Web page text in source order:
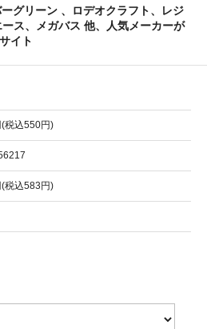
グリーン 、ロデオクラフト、レジ
ス、メガバス 他、人気メーカーが
イト
税込550円)
税込583円)